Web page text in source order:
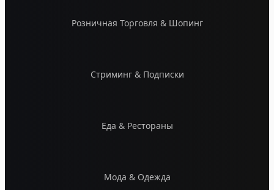
Розничная Торговля & Шопинг
Стриминг & Подписки
Еда & Рестораны
Мода & Одежда